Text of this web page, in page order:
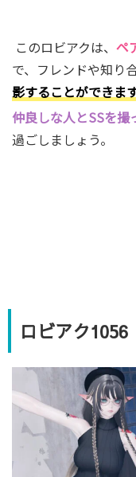
このロビアクは、 ペ
で、フレンドや知り
影することができます
仲良しな人とSSを撮
過ごしましょう。
ロビアク